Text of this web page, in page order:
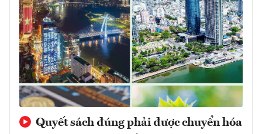
Quyết sách đúng phải được chuyển hóa